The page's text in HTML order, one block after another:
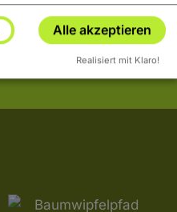
Alle akzeptieren
Realisiert mit Klaro!